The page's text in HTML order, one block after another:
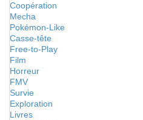
Coopération
Mecha
Pokémon-Like
Casse-tête
Free-to-Play
Film
Horreur
FMV
Survie
Exploration
Livres